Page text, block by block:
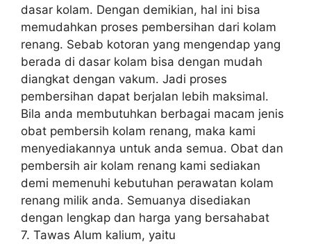
dasar kolam. Dengan demikian, hal ini bisa
memudahkan proses pembersihan dari kolam
renang. Sebab kotoran yang mengendap yang
berada di dasar kolam bisa dengan mudah
diangkat dengan vakum. Jadi proses
pembersihan dapat berjalan lebih maksimal.
Bila anda membutuhkan berbagai macam jenis
obat pembersih kolam renang, maka kami
menyediakannya untuk anda semua. Obat dan
pembersih air kolam renang kami sediakan
demi memenuhi kebutuhan perawatan kolam
renang milik anda. Semuanya disediakan
dengan lengkap dan harga yang bersahabat
7. Tawas Alum kalium, yaitu